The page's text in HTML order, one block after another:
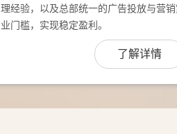
理经验，以及总部统一的广告投放与营
业门槛，实现稳定盈利。
了解详情